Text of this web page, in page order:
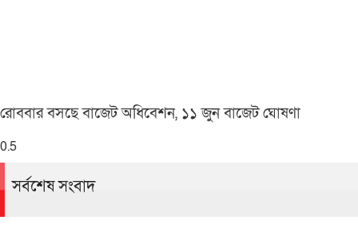
রোববার বসছে বাজেট অধিবেশন, ১১ জুন বাজেট ঘোষণা
সর্বশেষ সংবাদ